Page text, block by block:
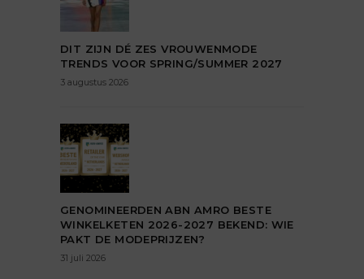
DIT ZIJN DÉ ZES VROUWENMODE
TRENDS VOOR SPRING/SUMMER 2027
3 augustus 2026
GENOMINEERDEN ABN AMRO BESTE
WINKELKETEN 2026-2027 BEKEND: WIE
PAKT DE MODEPRIJZEN?
31 juli 2026